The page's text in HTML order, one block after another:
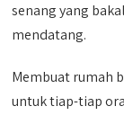
senang yang
mendatang.
Membuat rumah
untuk tiap-tiap